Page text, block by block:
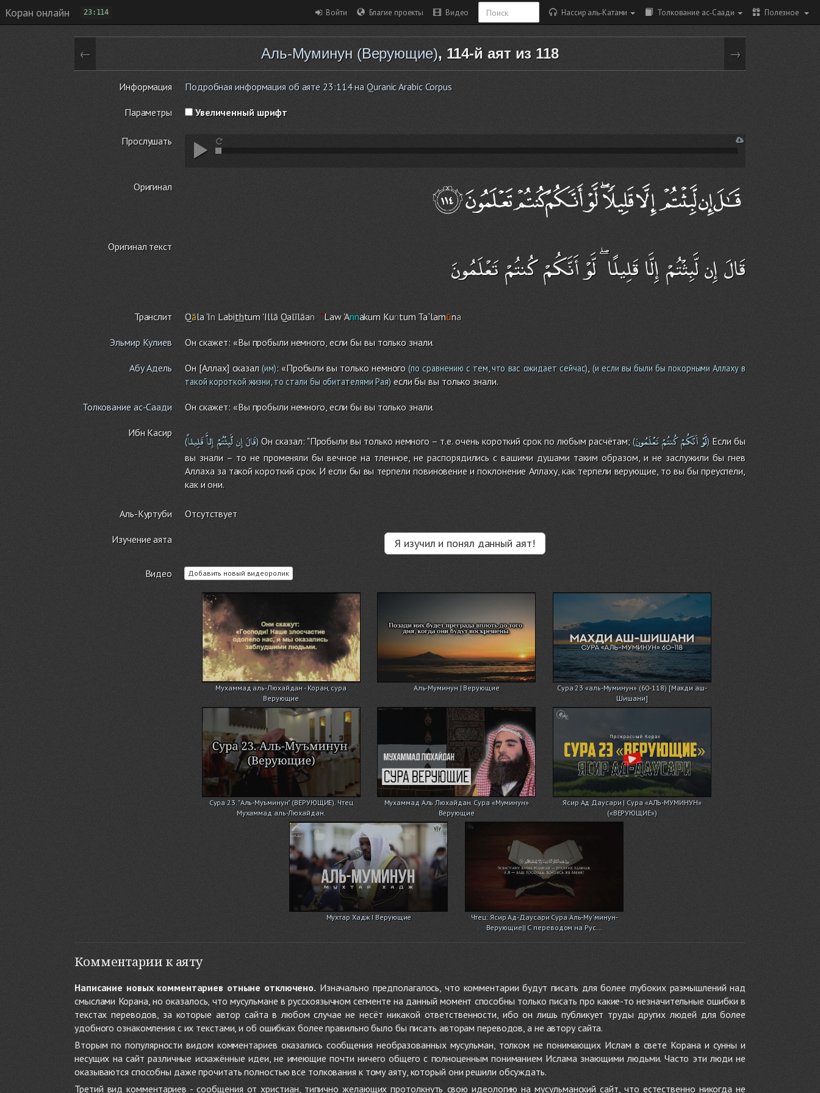
Коран онлайн 23:114 Войти Благие проекты Видео Нассир аль-Катами Толкование ас-Саади Полезное
← Аль-Муминун (Верующие), 114-й аят из 118 →
Информация Подробная информация об аяте 23:114 на Quranic Arabic Corpus
Параметры Увеличенный шрифт
Прослушать
Оригинал
Оригинал текст
قَالَ إِن لَّبِثْتُمْ إِلَّا قَلِيلًا ۖ لَّوْ أَنَّكُمْ كُنتُمْ تَعْلَمُونَ
Транслит Qāla 'In Labithtum 'Illā Qalīlāan Law 'Annakum KuntumTa`lamūna
Эльмир Кулиев Он скажет: «Вы пробыли немного, если бы вы только знали.
Абу Адель Он [Аллах] сказал(им): «Пробыли вы только немного (по сравнению с тем, что вас ожидает сейчас) (и если вы были бы покорными Аллаху в
такой короткой жизни, то стали бы обитателями Рая) если бы вы только знали.
Толкование ас-Саади Он скажет: «Вы пробыли немного, если бы вы только знали.
Ибн Касир
( قَالَإِنلَّبِثْتُمْإِلاَّقَلِيلاً )Он сказал: "Пробыли вы только немного – т.е. очень короткий срок по любым расчётам; ( لَّوْأَنَّكُمْكُنتُمْتَعْلَمُونَ ) Если бы
вы знали – то не променяли бы вечное на тленное, не распорядились с вашими душами таким образом, и не заслужили бы гнев
Аллаха за такой короткий срок. И если бы вы терпели повиновение и поклонение Аллаху, как терпели верующие, то вы бы преуспели,
как и они.
Аль-Куртуби Отсутствует
Изучение аята Я изучил и понял данный аят!
Видео Добавить новый видеоролик
Мухаммад аль-Люхайдан - Коран, сура
Верующие
Аль-Муминун | Верующие
Сура 23 «аль-Муминун» (60-118) [Махди аш-
Шишани]
Сура 23. "Аль-Муъминун" (ВЕРУЮЩИЕ). Чтец
Мухаммад аль-Люхайдан.
Мухаммад Аль Люхайдан. Сура «Муминун»
Верующие
Ясир Ад Даусари | Сура «АЛЬ-МУМИНУН»
(«ВЕРУЮЩИЕ»)
Мухтар Хадж I Верующие
Чтец: Ясир Ад-Даусари Сура Аль-Му'минун-
Верующие|| С переводом на Рус...
Комментарии к аяту
Написание новых комментариев отныне отключено. Изначально предполагалось, что комментарии будут писать для более глубоких размышлений над
смыслами Корана, но оказалось, что мусульмане в русскоязычном сегменте на данный момент способны только писать про какие-то незначительные ошибки в
текстах переводов, за которые автор сайта в любом случае не несёт никакой ответственности, ибо он лишь публикует труды других людей для более
удобного ознакомления с их текстами, и об ошибках более правильно было бы писать авторам переводов, а не автору сайта.
Вторым по популярности видом комментариев оказались сообщения необразованных мусульман, толком не понимающих Ислам в свете Корана и сунны и
несущих на сайт различные искажённые идеи, не имеющие почти ничего общего с полноценным пониманием Ислама знающими людьми. Часто эти люди не
оказываются способны даже прочитать полностью все толкования к тому аяту, который они решили обсуждать.
Третий вид комментариев - сообщения от христиан, типично желающих протолкнуть свою идеологию на мусульманский сайт, что естественно никогда не